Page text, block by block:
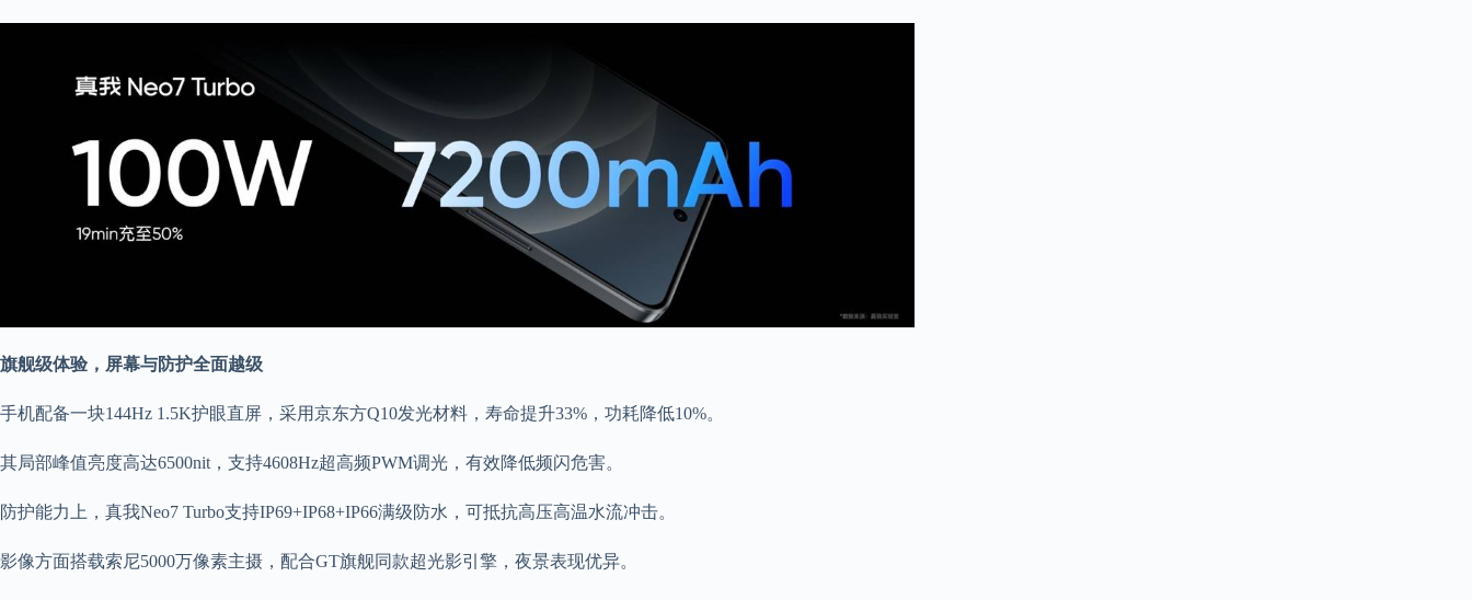
旗舰级体验，屏幕与防护全面越级
手机配备一块144Hz 1.5K护眼直屏，采用京东方Q10发光材料，寿命提升33%，功耗降低10%。
其局部峰值亮度高达6500nit，支持4608Hz超高频PWM调光，有效降低频闪危害。
防护能力上，真我Neo7 Turbo支持IP69+IP68+IP66满级防水，可抵抗高压高温水流冲击。
影像方面搭载索尼5000万像素主摄，配合GT旗舰同款超光影引擎，夜景表现优异。